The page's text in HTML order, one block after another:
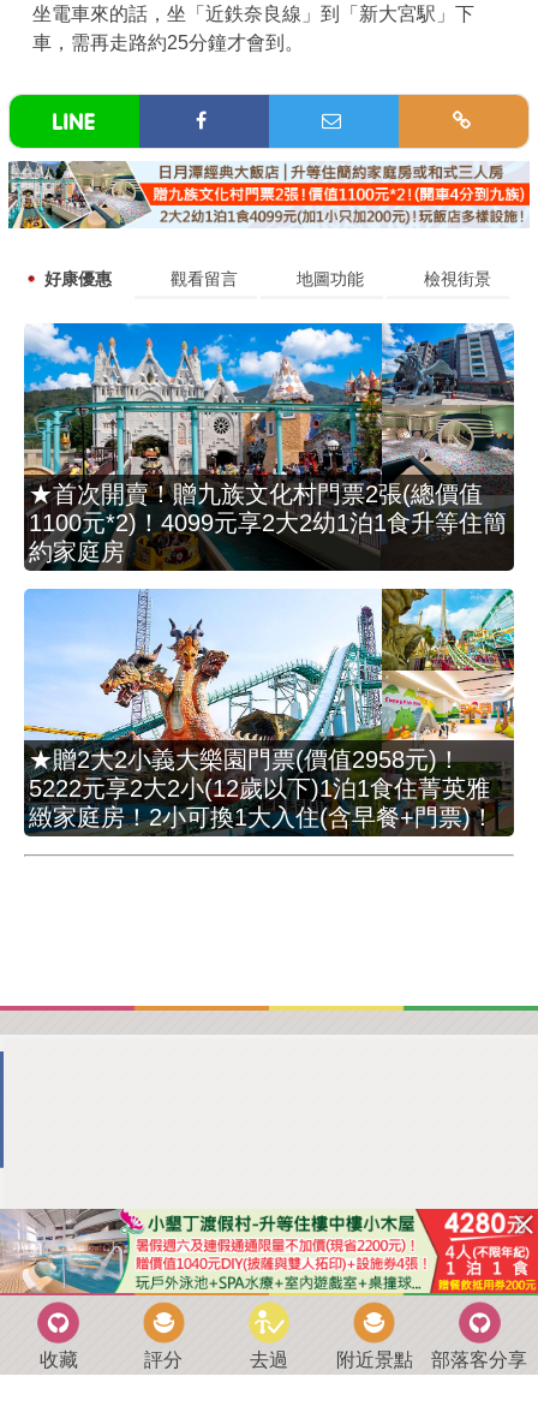
坐電車來的話，坐「近鉄奈良線」到「新大宮駅」下
車，需再走路約25分鐘才會到。
好康優惠 觀看留言 地圖功能 檢視街景
★首次開賣！贈九族文化村門票2張(總價值
1100元*2)！4099元享2大2幼1泊1食升等住簡
約家庭房
★贈2大2小義大樂園門票(價值2958元)！
5222元享2大2小(12歲以下)1泊1食住菁英雅
緻家庭房！2小可換1大入住(含早餐+門票)！
收藏 評分 去過 附近景點 部落客分享